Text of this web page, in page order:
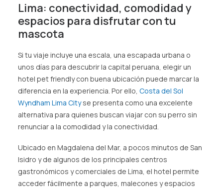
Lima: conectividad, comodidad y
espacios para disfrutar con tu
mascota
Si tu viaje incluye una escala, una escapada urbana o
unos días para descubrir la capital peruana, elegir un
hotel pet friendly con buena ubicación puede marcar la
diferencia en la experiencia. Por ello, Costa del Sol
Wyndham Lima Cityse presenta como una excelente
alternativa para quienes buscan viajar con su perro sin
renunciar a la comodidad y la conectividad.
Ubicado en Magdalena del Mar, a pocos minutos de San
Isidro y de algunos de los principales centros
gastronómicos y comerciales de Lima, el hotel permite
acceder fácilmente a parques, malecones y espacios